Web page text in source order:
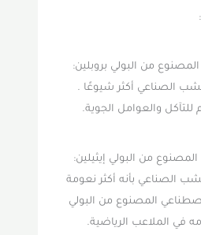
من البولي بروبلين:
الصناعي أكثر شيوعًا .
للتآكل والعوامل الجوية.
من البولي إيثيلين:
الصناعي بأنه أكثر نعومة
المصنوع من البولي
في الملاعب الرياضية.